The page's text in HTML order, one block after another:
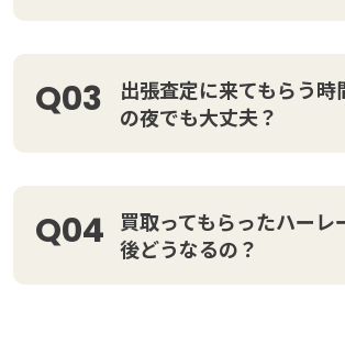
Q03
出張査定に来てもらう時
の夜でも大丈夫？
Q04
買取ってもらったハーレ
後どうなるの？